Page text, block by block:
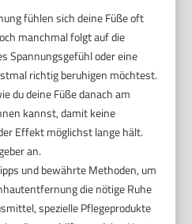
fühlen sich deine Füße oft
manchmal folgt auf die
Spannungsgefühl oder eine
richtig beruhigen möchtest.
du deine Füße danach am
kannst, damit keine
Effekt möglichst lange hält.
an.
und bewährte Methoden, um
die nötige Ruhe
spezielle Pflegeprodukte